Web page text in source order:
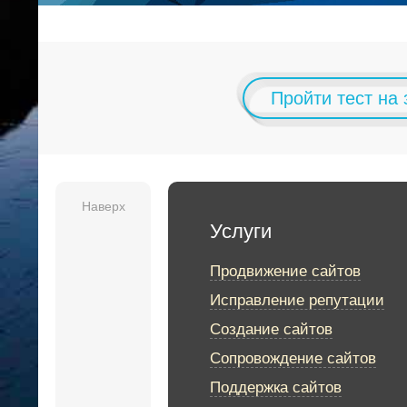
Пройти тест на
Наверх
Услуги
Продвижение сайтов
Исправление репутации
Создание сайтов
Сопровождение сайтов
Поддержка сайтов